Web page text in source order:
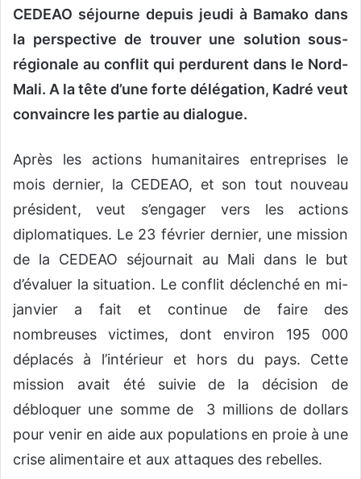
CEDEAO séjourne depuis jeudi à Bamako dans
la perspective de trouver une solution sous-
régionale au conflit qui perdurent dans le Nord-
Mali. A la tête d’une forte délégation, Kadré veut
convaincre les partie au dialogue.
Après les actions humanitaires entreprises le
mois dernier, la CEDEAO, et son tout nouveau
président, veut s’engager vers les actions
diplomatiques. Le 23 février dernier, une mission
de la CEDEAO séjournait au Mali dans le but
d’évaluer la situation. Le conflit déclenché en mi-
janvier a fait et continue de faire des
nombreuses victimes, dont environ 195 000
déplacés à l’intérieur et hors du pays. Cette
mission avait été suivie de la décision de
débloquer une somme de 3 millions de dollars
pour venir en aide aux populations en proie à une
crise alimentaire et aux attaques des rebelles.